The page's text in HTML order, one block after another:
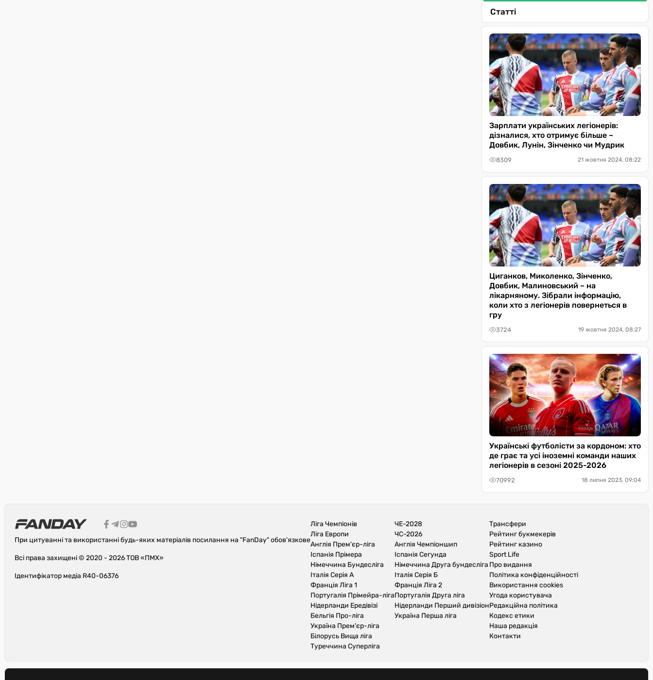
Статті
Зарплати українських легіонерів:
дізналися, хто отримує більше –
Довбик, Лунін, Зінченко чи Мудрик
8309 21 жовтня 2024, 08:22
Циганков, Миколенко, Зінченко,
Довбик, Малиновський – на
лікарняному. Зібрали інформацію,
коли хто з легіонерів повернеться в
гру
3724 19 жовтня 2024, 08:27
Українські футболісти за кордоном: хто
де грає та усі іноземні команди наших
легіонерів в сезоні 2025-2026
70992 18 липня 2023, 09:04
При цитуванні та використанні будь-яких матеріалів посилання на "FanDay" обов'язкове
Всі права захищені © 2020 - 2026 ТОВ «ПМХ»
Ідентифікатор медіа R40-06376
Ліга Чемпіонів
Ліга Европи
Англія Прем'єр-ліга
Іспанія Прімера
Німеччина Бундесліга
Італія Серія А
Франція Ліга 1
Португалія Прімейра-ліга
Нідерланди Ередівізі
Бельгія Про-ліга
Україна Прем'єр-ліга
Білорусь Вища ліга
Туреччина Суперліга
ЧЕ-2028
ЧС-2026
Англія Чемпіоншип
Іспанія Сегунда
Німеччина Друга бундесліга
Італія Серія Б
Франція Ліга 2
Португалія Друга ліга
Нідерланди Перший дивізіон
Україна Перша ліга
Трансфери
Рейтинг букмекерів
Рейтинг казино
Sport Life
Про видання
Політика конфіденційності
Використання cookies
Угода користувача
Редакційна політика
Кодекс етики
Наша редакція
Контакти